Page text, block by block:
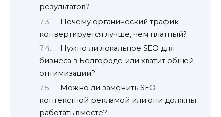
результатов?
Почему органический трафик
конвертируется лучше, чем платный?
Нужно ли локальное SEO для
бизнеса в Белгороде или хватит общей
оптимизации?
Можно ли заменить SEO
контекстной рекламой или они должны
работать вместе?